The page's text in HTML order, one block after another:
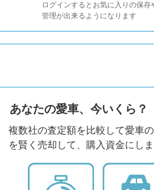
ログインするとお気に入りの保存
管理が出来るようになります
あなたの愛車、今いくら？
複数社の査定額を比較して愛車
を賢く売却して、購入資金にし